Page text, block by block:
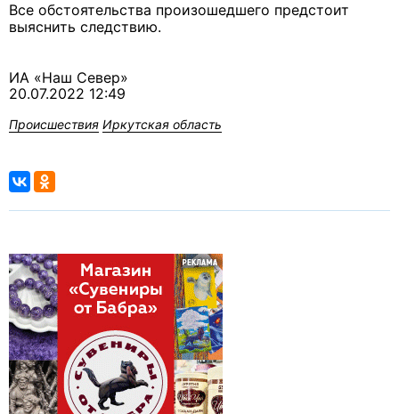
Все обстоятельства произошедшего предстоит
выяснить следствию.
ИА «Наш Север»
20.07.2022 12:49
Происшествия Иркутская область